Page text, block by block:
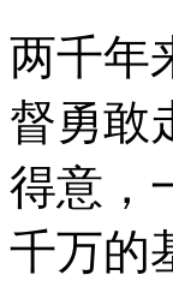
两千年
督勇敢
得意，
千万的